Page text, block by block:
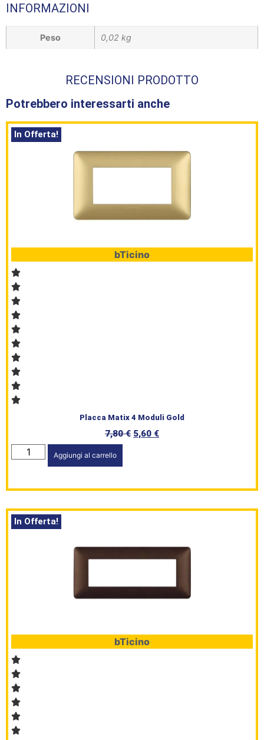
INFORMAZIONI
Peso 0,02 kg
RECENSIONI PRODOTTO
Potrebbero interessarti anche
In Offerta!
bTicino
Placca Matix 4 Moduli Gold
7,80€ 5,60 €
Aggiungi al carrello
In Offerta!
bTicino